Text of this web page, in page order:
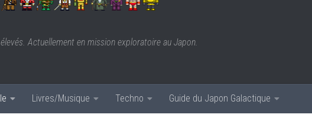
Actuellement en mission exploratoire au Japon.
Livres/Musique Techno Guide du Japon Galactique